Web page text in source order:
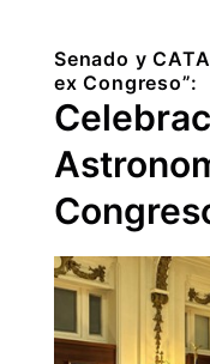
Senado y
ex Congreso”: